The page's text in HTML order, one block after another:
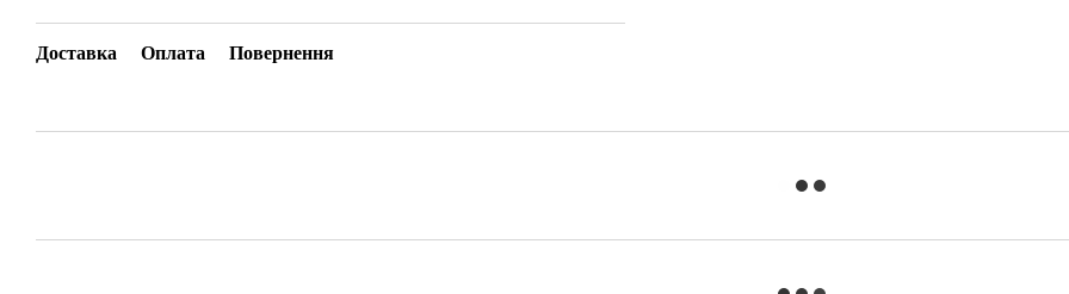
Доставка Оплата Повернення